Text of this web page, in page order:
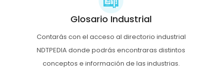
Glosario Industrial
Contarás con el acceso al directorio industrial
NDTPEDIA donde podrás encontraras distintos
conceptos e información de las industrias.